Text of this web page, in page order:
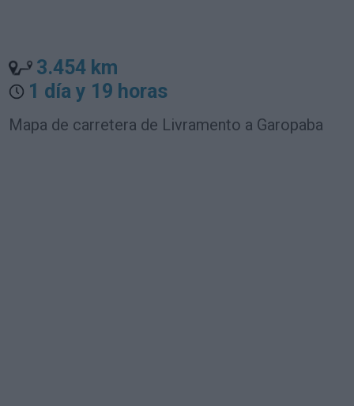
3.454 km
1 día y 19 horas
Mapa de carretera de Livramento a Garopaba